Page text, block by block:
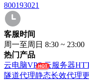
800193021
客服时间
周一至周日 8:30 ~ 23:00
热门产品
云电脑VPS云服务器
隧道代理静态长效代理